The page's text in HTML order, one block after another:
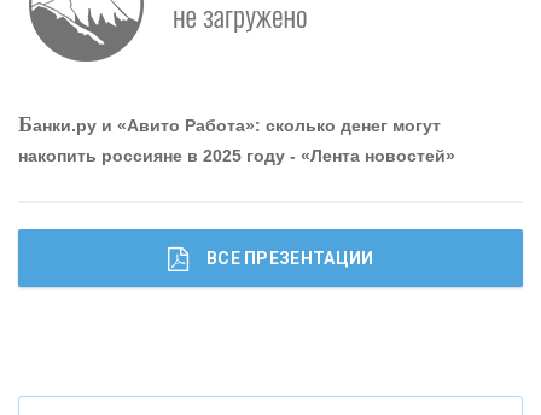
ОНАС
КОНТАКТЫ
Банки.ру и «Авито Работа»: сколько денег могут
накопить россияне в 2025 году - «Лента новостей»
ВСЕ ПРЕЗЕНТАЦИИ